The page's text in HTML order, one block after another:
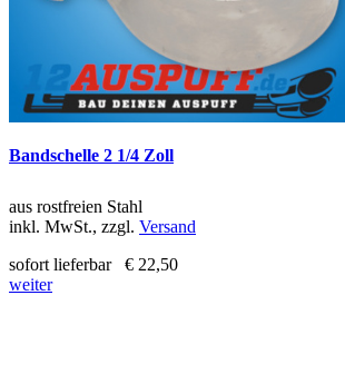
Bandschelle 2 1/4 Zoll
aus rostfreien Stahl
inkl. MwSt., zzgl. Versand
sofort lieferbar
€ 22,50
weiter